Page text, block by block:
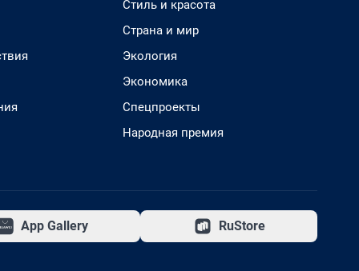
Стиль и красота
Страна и мир
Экология
Экономика
Спецпроекты
Народная премия
App Gallery RuStore